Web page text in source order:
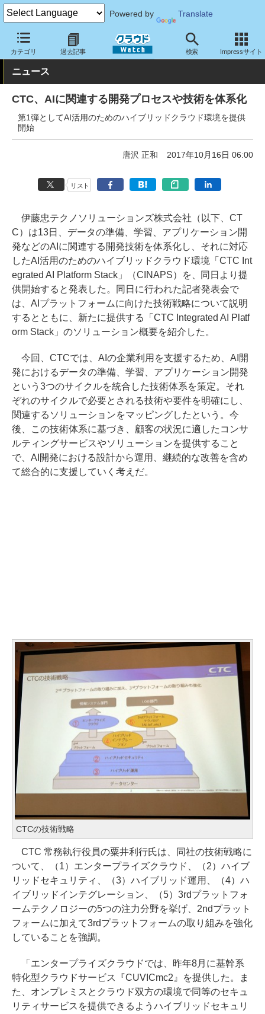
Powered by Translate
カテゴリ 過去記事 検索 Impressサイト
クラウド Watch ハード・インフラ パブリッククラウド その他
ニュース
CTC、AIに関連する開発プロセスや技術を体系化
第1弾としてAI活用のためのハイブリッドクラウド環境を提供
開始
唐沢 正和 2017年10月16日 06:00
リスト
伊藤忠テクノソリューションズ株式会社（以下、CT
C）は13日、データの準備、学習、アプリケーション開
発などのAIに関連する開発技術を体系化し、それに対応
したAI活用のためのハイブリッドクラウド環境「CTC Int
egrated AI Platform Stack」（CINAPS）を、同日より提
供開始すると発表した。同日に行われた記者発表会で
は、AIプラットフォームに向けた技術戦略について説明
するとともに、新たに提供する「CTC Integrated AI Platf
orm Stack」のソリューション概要を紹介した。
今回、CTCでは、AIの企業利用を支援するため、AI開
発におけるデータの準備、学習、アプリケーション開発
という3つのサイクルを統合した技術体系を策定。それ
ぞれのサイクルで必要とされる技術や要件を明確にし、
関連するソリューションをマッピングしたという。今
後、この技術体系に基づき、顧客の状況に適したコンサ
ルティングサービスやソリューションを提供すること
で、AI開発における設計から運用、継続的な改善を含め
て総合的に支援していく考えだ。
CTCの技術戦略
CTC 常務執行役員の粟井利行氏は、同社の技術戦略に
ついて、（1）エンタープライズクラウド、（2）ハイブ
リッドセキュリティ、（3）ハイブリッド運用、（4）ハ
イブリッドインテグレーション、（5）3rdプラットフォ
ームテクノロジーの5つの注力分野を挙げ、2ndプラット
フォームに加えて3rdプラットフォームの取り組みを強化
していることを強調。
「エンタープライズクラウドでは、昨年8月に基幹系
特化型クラウドサービス『CUVICmc2』を提供した。ま
た、オンプレミスとクラウド双方の環境で同等のセキュ
リティサービスを提供できるようハイブリッドセキュリ